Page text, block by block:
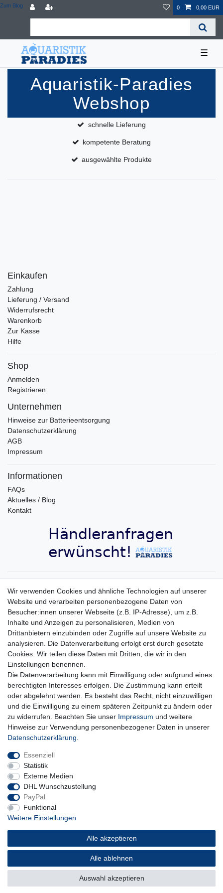
Zum Blog 0 0,00 EUR
☰
Aquaristik-Paradies
Webshop
schnelle Lieferung
kompetente Beratung
ausgewählte Produkte
Einkaufen
Zahlung
Lieferung / Versand
Widerrufsrecht
Warenkorb
Zur Kasse
Hilfe
Shop
Anmelden
Registrieren
Unternehmen
Hinweise zur Batterieentsorgung
Datenschutzerklärung
AGB
Impressum
Informationen
FAQs
Aktuelles / Blog
Kontakt
Aquaristik-Paradies Newsletter
E-MAIL **
Newsletter
Honig
Hiermit bestätige ich, dass ich dieDaten­schutz­erklärunggelesen habe. Meine
** Hierbei handelt es sich um ein Pflichtfeld.
Impressum Daten­schutz­erklärung AGB
Wir verwenden Cookies und ähnliche Technologien auf unserer
Website und verarbeiten personenbezogene Daten von
Besucher:innen unserer Webseite (z.B. IP-Adresse), um z.B.
Inhalte und Anzeigen zu personalisieren, Medien von
Drittanbietern einzubinden oder Zugriffe auf unsere Website zu
analysieren. Die Datenverarbeitung erfolgt erst durch gesetzte
Cookies. Wir teilen diese Daten mit Dritten, die wir in den
Einstellungen benennen.
Die Datenverarbeitung kann mit Einwilligung oder aufgrund eines
berechtigten Interesses erfolgen. Die Zustimmung kann erteilt
oder abgelehnt werden. Es besteht das Recht, nicht einzuwilligen
und die Einwilligung zu einem späteren Zeitpunkt zu ändern oder
zu widerrufen. Beachten Sie unser Impressum und weitere
Hinweise zur Verwendung personenbezogener Daten in unserer
Daten­schutz­erklärung
Essenziell
Statistik
Externe Medien
DHL Wunschzustellung
PayPal
Funktional
Weitere Einstellungen
Alle akzeptieren
Alle ablehnen
Auswahl akzeptieren